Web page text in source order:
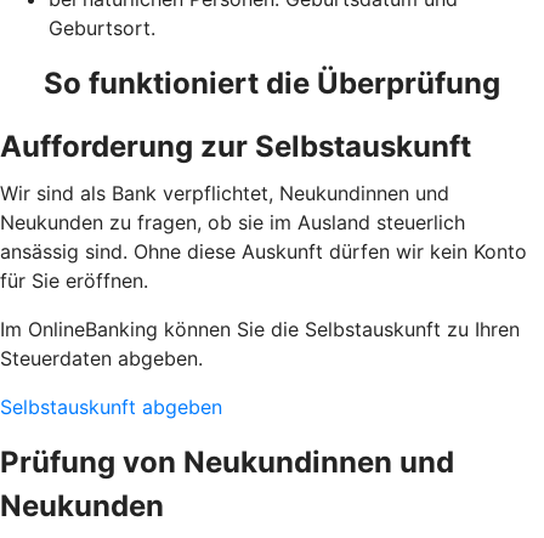
Geburtsort.
So funktioniert die Überprüfung
Aufforderung zur Selbstauskunft
Wir sind als Bank verpflichtet, Neukundinnen und
Neukunden zu fragen, ob sie im Ausland steuerlich
ansässig sind. Ohne diese Auskunft dürfen wir kein Konto
für Sie eröffnen.
Im OnlineBanking können Sie die Selbstauskunft zu Ihren
Steuerdaten abgeben.
Selbstauskunft abgeben
Prüfung von Neukundinnen und
Neukunden